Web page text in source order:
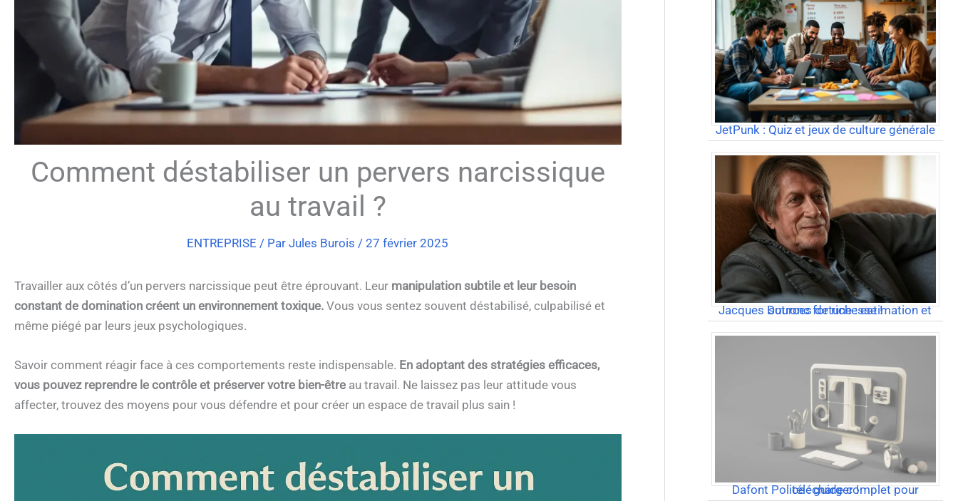
Comment déstabiliser un pervers narcissique
au travail ?
ENTREPRISE / ParJules Burois/27 février 2025
Travailler aux côtés d’un pervers narcissique peut être éprouvant. Leur manipulation subtile et leur besoin
constant de domination créent un environnement toxique. Vous vous sentez souvent déstabilisé, culpabilisé et
même piégé par leurs jeux psychologiques.
Savoir comment réagir face à ces comportements reste indispensable. En adoptant des stratégies efficaces,
vous pouvez reprendre le contrôle et préserver votre bien-être au travail. Ne laissez pas leur attitude vous
affecter, trouvez des moyens pour vous défendre et pour créer un espace de travail plus sain !
JetPunk : Quiz et jeux de culture générale
Jacques Dutronc fortune : estimation et sources de richesse !
Dafont Police : guide complet pour télécharger !